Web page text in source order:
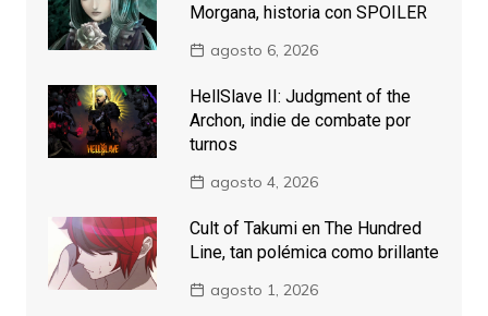
Morgana, historia con SPOILER
agosto 6, 2026
HellSlave II: Judgment of the
Archon, indie de combate por
turnos
agosto 4, 2026
Cult of Takumi en The Hundred
Line, tan polémica como brillante
agosto 1, 2026